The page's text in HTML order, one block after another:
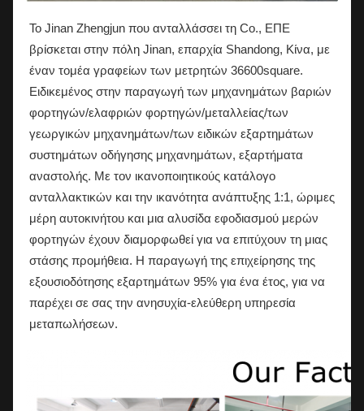
Το Jinan Zhengjun που ανταλλάσσει τη Co., ΕΠΕ
βρίσκεται στην πόλη Jinan, επαρχία Shandong, Κίνα, με
έναν τομέα γραφείων των μετρητών 36600square.
Ειδικεμένος στην παραγωγή των μηχανημάτων βαριών
φορτηγών/ελαφριών φορτηγών/μεταλλείας/των
γεωργικών μηχανημάτων/των ειδικών εξαρτημάτων
συστημάτων οδήγησης μηχανημάτων, εξαρτήματα
αναστολής. Με τον ικανοποιητικούς κατάλογο
ανταλλακτικών και την ικανότητα ανάπτυξης 1:1, ώριμες
μέρη αυτοκινήτου και μια αλυσίδα εφοδιασμού μερών
φορτηγών έχουν διαμορφωθεί για να επιτύχουν τη μιας
στάσης προμήθεια. Η παραγωγή της επιχείρησης της
εξουσιοδότησης εξαρτημάτων 95% για ένα έτος, για να
παρέχει σε σας την ανησυχία-ελεύθερη υπηρεσία
μεταπωλήσεων.